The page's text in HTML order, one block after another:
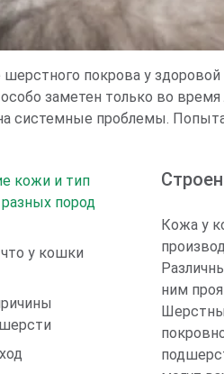
шерстного покрова у
заметен только во
системные проблемы.
кожи и тип
пород
у кошки
Кожа у
ним